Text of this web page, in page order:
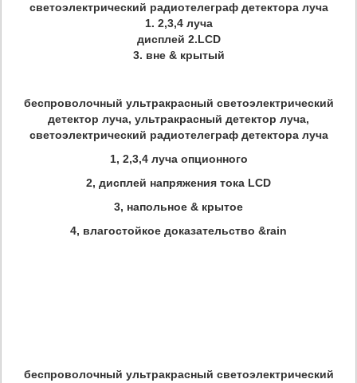
светоэлектрический радиотелеграф детектора луча
1. 2,3,4 луча
дисплей 2.LCD
3. вне & крытый
беспроволочный ультракрасный светоэлектрический
детектор луча, ультракрасный детектор луча,
светоэлектрический радиотелеграф детектора луча
1, 2,3,4 луча опционного
2, дисплей напряжения тока LCD
3, напольное & крытое
4, влагостойкое доказательство &rain
беспроволочный ультракрасный светоэлектрический